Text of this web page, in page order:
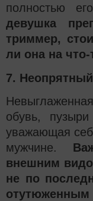
полностью
девушка
триммер,
ли она на что-
7.
обувь,
уважающая
мужчине.
внешним
не по
отутюженным